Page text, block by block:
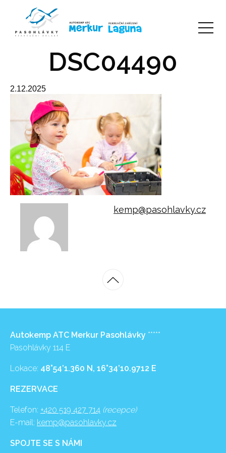
DSC04490
2.12.2025
kemp@pasohlavky.cz
Autokemp ATC Merkur Pasohlávky *****
Pasohlávky 114 E
Lokace: 48°54’1.360 N, 16°34’10.9712 E
REZERVACE
Telefon: +420 519 427 714 (recepce)
E-mail: kemp@pasohlavky.cz
SPOJTE SE S NÁMI